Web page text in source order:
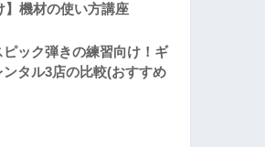
】機材の使い方講座
ピック弾きの練習向け！ギ
ンタル3店の比較(おすすめ